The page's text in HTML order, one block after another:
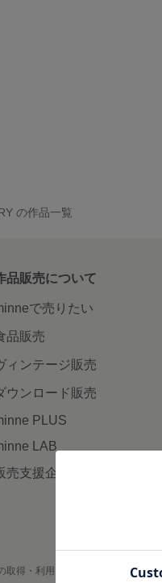
の作品一覧
品販売について
で売りたい
品販売
ィンテージ販売
ウンロード販売
PLUS
LAB
売支援企画・イベント
取得・利用 プライバシーポリシー